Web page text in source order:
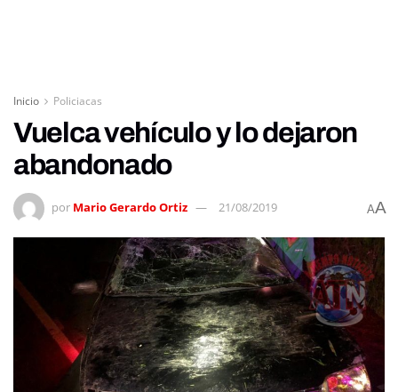
Inicio Policiacas
Vuelca vehículo y lo dejaron
abandonado
por Mario Gerardo Ortiz 21/08/2019 AA